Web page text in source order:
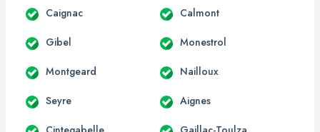
Caignac Calmont
Gibel Monestrol
Montgeard Nailloux
Seyre Aignes